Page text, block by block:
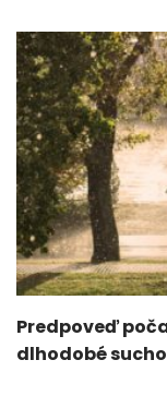
Predpoveď
dlhodobé